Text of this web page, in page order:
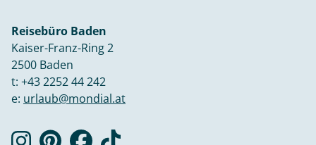
Reisebüro Baden
Kaiser-Franz-Ring 2
2500 Baden
t: +43 2252 44 242
e: urlaub@mondial.at